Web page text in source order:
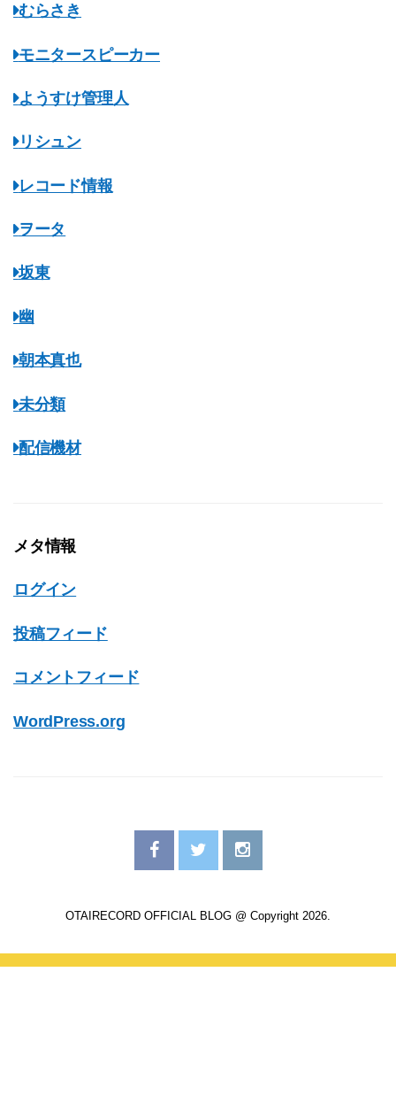
むらさき
モニタースピーカー
ようすけ管理人
リシュン
レコード情報
ヲータ
坂東
幽
朝本真也
未分類
配信機材
メタ情報
ログイン
投稿フィード
コメントフィード
WordPress.org
OTAIRECORD OFFICIAL BLOG @ Copyright 2026.